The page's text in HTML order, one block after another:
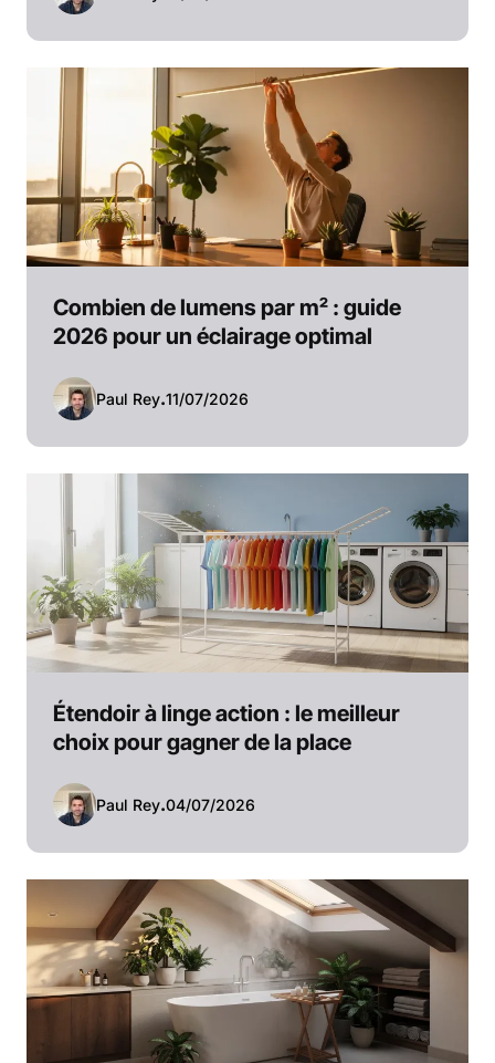
Combien de lumens par m² : guide
2026 pour un éclairage optimal
Paul Rey.11/07/2026
Étendoir à linge action : le meilleur
choix pour gagner de la place
Paul Rey.04/07/2026